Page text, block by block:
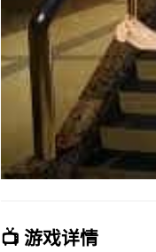
📺 游戏详情